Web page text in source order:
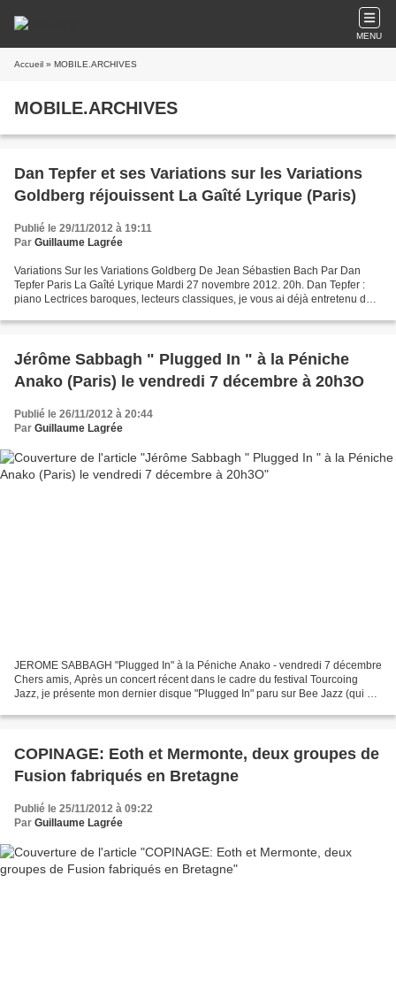
MENU
Accueil » MOBILE.ARCHIVES
MOBILE.ARCHIVES
Dan Tepfer et ses Variations sur les Variations
Goldberg réjouissent La Gaîté Lyrique (Paris)
Publié le 29/11/2012 à 19:11
Par Guillaume Lagrée
Variations Sur les Variations Goldberg De Jean Sébastien Bach Par Dan
Tepfer Paris La Gaîté Lyrique Mardi 27 novembre 2012. 20h. Dan Tepfer :
piano Lectrices baroques, lecteurs classiques, je vous ai déjà entretenu de
Jérôme Sabbagh " Plugged In " à la Péniche
Anako (Paris) le vendredi 7 décembre à 20h3O
Publié le 26/11/2012 à 20:44
Par Guillaume Lagrée
JEROME SABBAGH "Plugged In" à la Péniche Anako - vendredi 7 décembre
Chers amis, Après un concert récent dans le cadre du festival Tourcoing
Jazz, je présente mon dernier disque "Plugged In" paru sur Bee Jazz (qui a
COPINAGE: Eoth et Mermonte, deux groupes de
Fusion fabriqués en Bretagne
Publié le 25/11/2012 à 09:22
Par Guillaume Lagrée